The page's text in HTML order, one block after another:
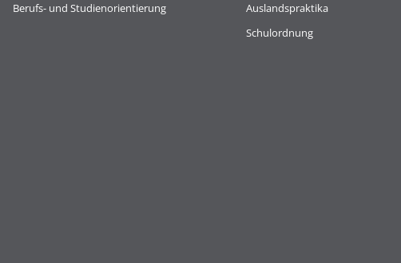
Berufs- und Studienorientierung
Auslandspraktika
Schulordnung